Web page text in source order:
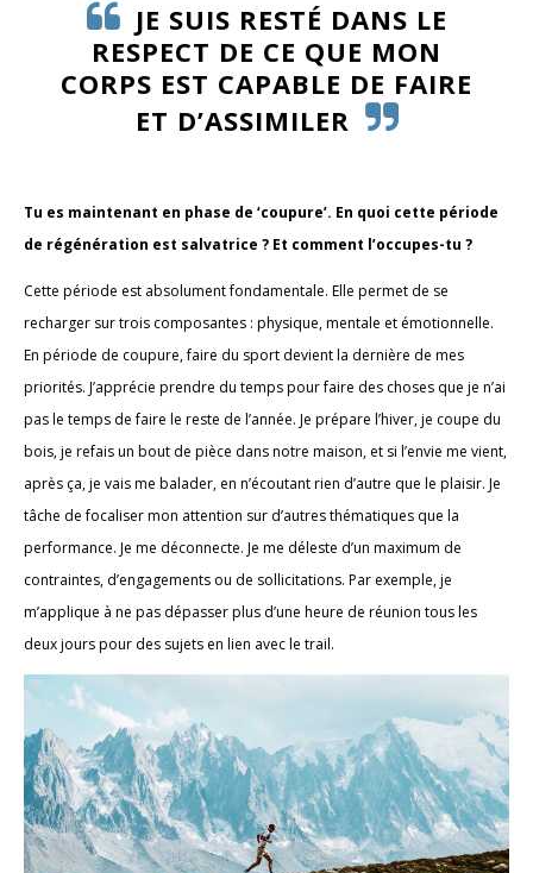
JE SUIS RESTÉ DANS LE
RESPECT DE CE QUE MON
CORPS EST CAPABLE DE FAIRE
ET D’ASSIMILER
Tu es maintenant en phase de ‘coupure’. En quoi cette période
de régénération est salvatrice ? Et comment l’occupes-tu ?
Cette période est absolument fondamentale. Elle permet de se
recharger sur trois composantes : physique, mentale et émotionnelle.
En période de coupure, faire du sport devient la dernière de mes
priorités. J’apprécie prendre du temps pour faire des choses que je n’ai
pas le temps de faire le reste de l’année. Je prépare l’hiver, je coupe du
bois, je refais un bout de pièce dans notre maison, et si l’envie me vient,
après ça, je vais me balader, en n’écoutant rien d’autre que le plaisir. Je
tâche de focaliser mon attention sur d’autres thématiques que la
performance. Je me déconnecte. Je me déleste d’un maximum de
contraintes, d’engagements ou de sollicitations. Par exemple, je
m’applique à ne pas dépasser plus d’une heure de réunion tous les
deux jours pour des sujets en lien avec le trail.